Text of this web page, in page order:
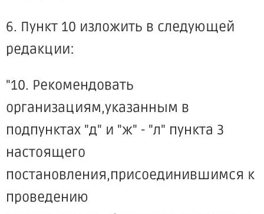
6. Пункт 10 изложить в следующей
редакции:
"10. Рекомендовать
организациям,указанным в
подпунктах "д" и "ж" - "л" пункта 3
настоящего
постановления,присоединившимся к
проведению